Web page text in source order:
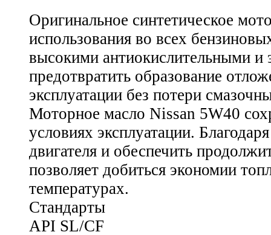
Оригинальное синтетическое
использования во всех
высокими антиокислительными и
предотвратить образование
эксплуатации без потери
Моторное масло Nissan 5W40
условиях эксплуатации.
двигателя и обеспечить
позволяет добиться экономии
температурах.
Стандарты
API SL/CF